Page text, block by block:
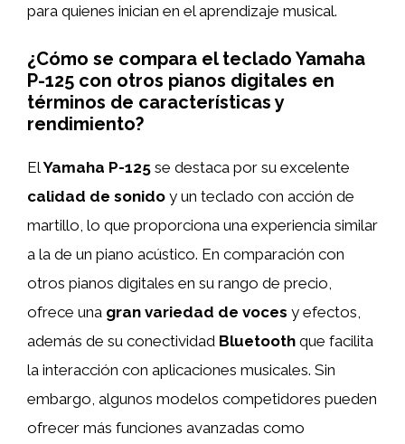
para quienes inician en el aprendizaje musical.
¿Cómo se compara el teclado Yamaha
P-125 con otros pianos digitales en
términos de características y
rendimiento?
ElYamaha P-125 se destaca por su excelente
calidad de sonido y un teclado con acción de
martillo, lo que proporciona una experiencia similar
a la de un piano acústico. En comparación con
otros pianos digitales en su rango de precio,
ofrece una gran variedad de voces y efectos,
además de su conectividad Bluetooth que facilita
la interacción con aplicaciones musicales. Sin
embargo, algunos modelos competidores pueden
ofrecer más funciones avanzadas como